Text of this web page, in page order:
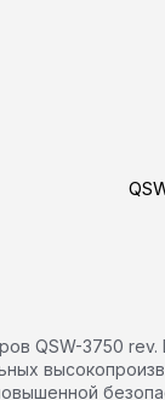
QSW-3750 rev.